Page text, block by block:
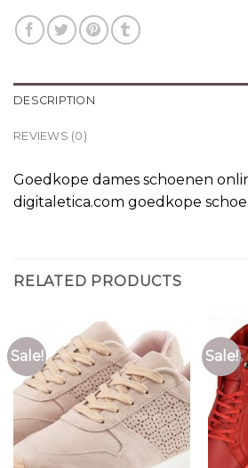
DESCRIPTION
REVIEWS (0)
Goedkope dames schoenen
digitaletica.com goedkope
RELATED PRODUCTS
Sale! Sale!